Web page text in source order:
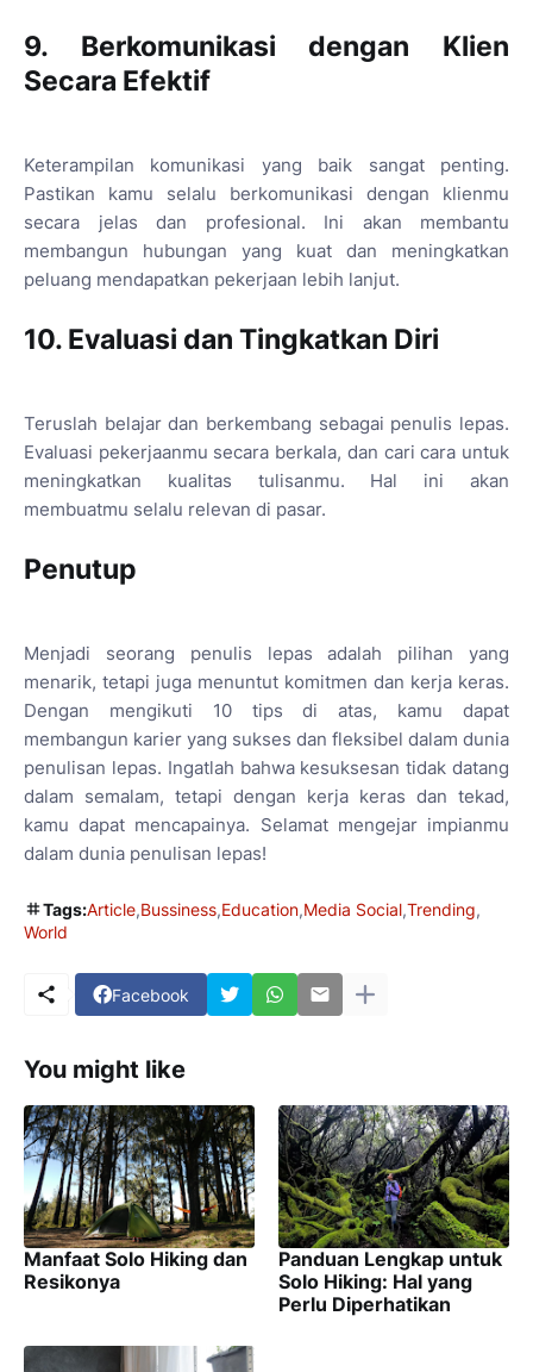
9. Berkomunikasi dengan Klien
Secara Efektif
Keterampilan komunikasi yang baik sangat penting.
Pastikan kamu selalu berkomunikasi dengan klienmu
secara jelas dan profesional. Ini akan membantu
membangun hubungan yang kuat dan meningkatkan
peluang mendapatkan pekerjaan lebih lanjut.
10. Evaluasi dan Tingkatkan Diri
Teruslah belajar dan berkembang sebagai penulis lepas.
Evaluasi pekerjaanmu secara berkala, dan cari cara untuk
meningkatkan kualitas tulisanmu. Hal ini akan
membuatmu selalu relevan di pasar.
Penutup
Menjadi seorang penulis lepas adalah pilihan yang
menarik, tetapi juga menuntut komitmen dan kerja keras.
Dengan mengikuti 10 tips di atas, kamu dapat
membangun karier yang sukses dan fleksibel dalam dunia
penulisan lepas. Ingatlah bahwa kesuksesan tidak datang
dalam semalam, tetapi dengan kerja keras dan tekad,
kamu dapat mencapainya. Selamat mengejar impianmu
dalam dunia penulisan lepas!
Tags:Article Bussiness Education Media Social Trending
World
Facebook
You might like
Manfaat Solo Hiking dan
Resikonya
Panduan Lengkap untuk
Solo Hiking: Hal yang
Perlu Diperhatikan